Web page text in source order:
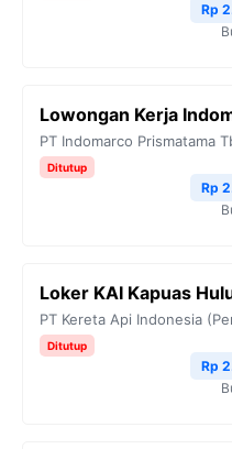
Rp
Lowongan Kerja
PT Indomarco Prismatama
Ditutup
Rp
Loker KAI Kapuas
PT Kereta Api Indonesia
Ditutup
Rp